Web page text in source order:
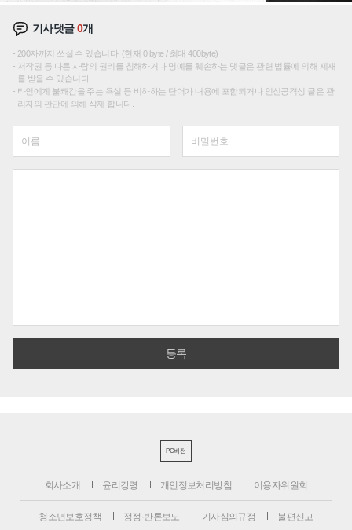
기사댓글0개
200자까지 쓰실 수 있습니다. (현재 0 byte / 최대 400byte)
저작권 등 다른 사람의 권리를 침해하거나 명예를 훼손하는 댓글은 관련 법률에 의해 제재
를 받을 수 있습니다.
타인에게 불쾌감을 주는 욕설 등 비하하는 단어가 내용에 포함되거나 인신공격성 글은 관
리자의 판단에 의해 삭제 합니다.
PC버전
회사소개 윤리강령 개인정보처리방침 이용자위원회
청소년보호정책 정정·반론보도 기사심의규정 불편신고